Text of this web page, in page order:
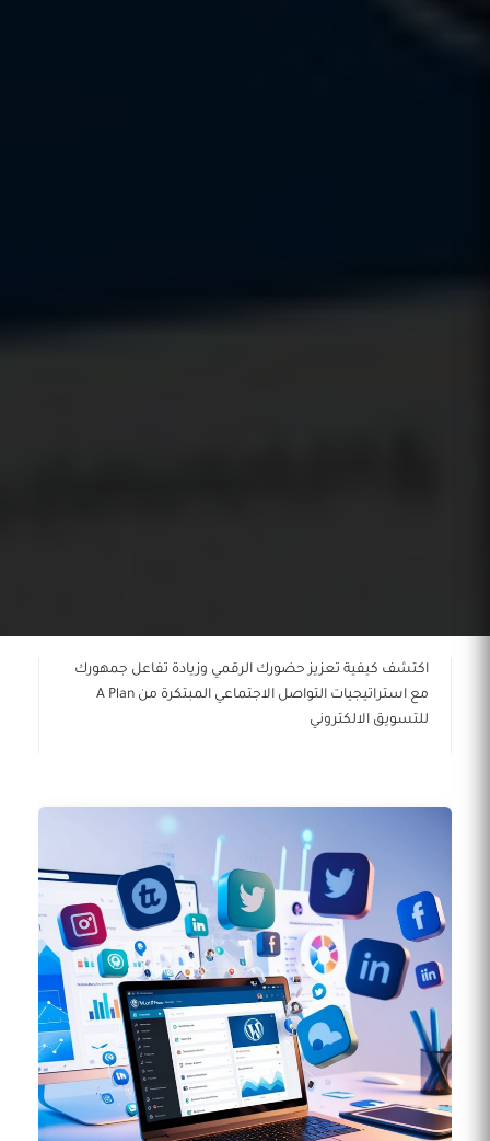
اكتشف كيفية تعزيز حضورك الرقمي وزيادة تفاعل جمهورك
مع استراتيجيات التواصل الاجتماعي المبتكرة من A Plan
للتسويق الالكتروني